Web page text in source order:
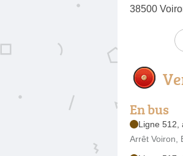
38500
En bus
Ligne 512,
Arrêt Voiron,